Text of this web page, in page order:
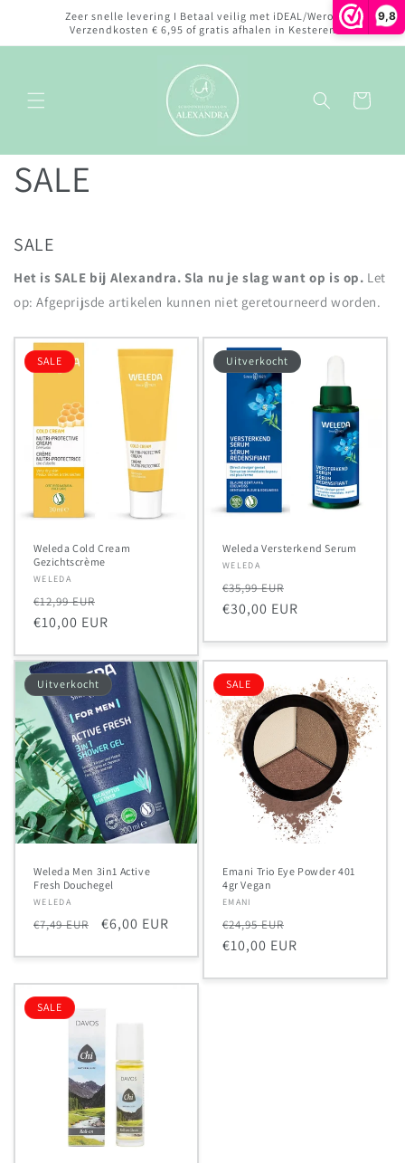
9,8
naar de
content
Zeer snelle levering I Betaal veilig met iDEAL/Wero I
Verzendkosten € 6,95 of gratis afhalen in Kesteren
Winkelwagen
SALE
SALE
Het is SALE bij Alexandra. Sla nu je slag want op is op. Let
op: Afgeprijsde artikelen kunnen niet geretourneerd worden.
SALE
Weleda Cold Cream
Gezichtscrème
Verkoper:
WELEDA
Normale
prijs
€12,99 EUR
€10,00 EUR
Uitverkocht
Weleda Versterkend Serum
Verkoper:
WELEDA
Normale
prijs
€35,99 EUR
€30,00 EUR
Uitverkocht
Weleda Men 3in1 Active
Fresh Douchegel
Verkoper:
WELEDA
Normale
€7,49 EUR Aanbiedingsprijs
€6,00 EUR
SALE
Emani Trio Eye Powder 401
4gr Vegan
Verkoper:
EMANI
Normale
prijs
€24,95 EUR
€10,00 EUR
SALE